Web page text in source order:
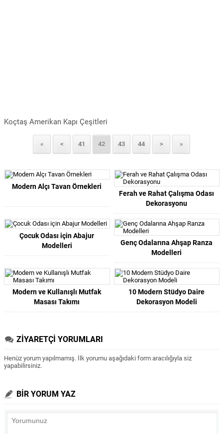
Koçtaş Amerikan Kapı Çeşitleri
« < 41 42 43 44 > »
Modern Alçı Tavan Örnekleri
Ferah ve Rahat Çalışma Odası
Dekorasyonu
Çocuk Odası için Abajur
Modelleri
Genç Odalarına Ahşap Ranza
Modelleri
Modern ve Kullanışlı Mutfak
Masası Takımı
10 Modern Stüdyo Daire
Dekorasyon Modeli
ZİYARETÇİ YORUMLARI
Henüz yorum yapılmamış. İlk yorumu aşağıdaki form aracılığıyla siz
yapabilirsiniz.
BİR YORUM YAZ